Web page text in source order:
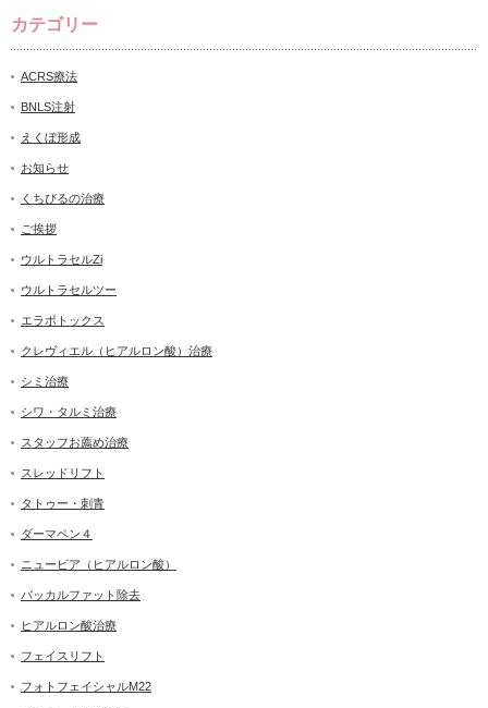
カテゴリー
ACRS療法
BNLS注射
えくぼ形成
お知らせ
くちびるの治療
ご挨拶
ウルトラセルZi
ウルトラセルツー
エラボトックス
クレヴィエル（ヒアルロン酸）治療
シミ治療
シワ・タルミ治療
スタッフお薦め治療
スレッドリフト
タトゥー・刺青
ダーマペン４
ニュービア（ヒアルロン酸）
バッカルファット除去
ヒアルロン酸治療
フェイスリフト
フォトフェイシャルM22